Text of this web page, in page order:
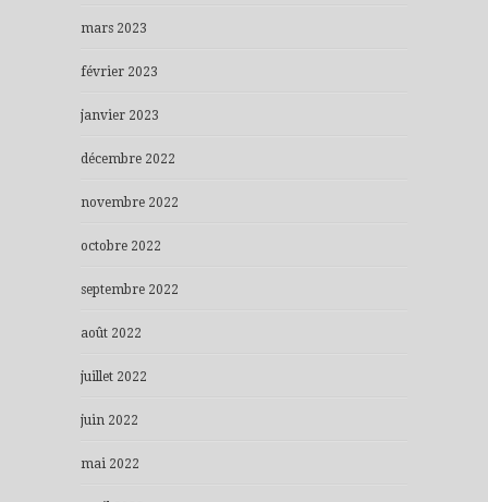
mars 2023
février 2023
janvier 2023
décembre 2022
novembre 2022
octobre 2022
septembre 2022
août 2022
juillet 2022
juin 2022
mai 2022